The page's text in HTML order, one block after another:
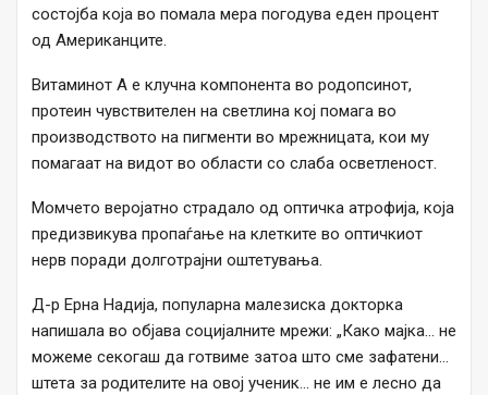
состојба која во помала мера погодува еден процент
од Американците.
Витаминот А е клучна компонента во родопсинот,
протеин чувствителен на светлина кој помага во
производството на пигменти во мрежницата, кои му
помагаат на видот во области со слаба осветленост.
Момчето веројатно страдало од оптичка атрофија, која
предизвикува пропаѓање на клетките во оптичкиот
нерв поради долготрајни оштетувања.
Д-р Ерна Надија, популарна малезиска докторка
напишала во објава социјалните мрежи: „Како мајка… не
можеме секогаш да готвиме затоа што сме зафатени…
штета за родителите на овој ученик… не им е лесно да